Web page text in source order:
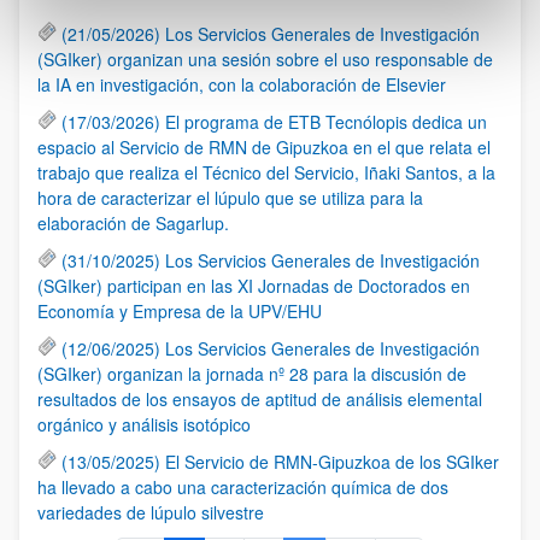
(21/05/2026) Los Servicios Generales de Investigación
(SGIker) organizan una sesión sobre el uso responsable de
la IA en investigación, con la colaboración de Elsevier
(17/03/2026) El programa de ETB Tecnólopis dedica un
espacio al Servicio de RMN de Gipuzkoa en el que relata el
trabajo que realiza el Técnico del Servicio, Iñaki Santos, a la
hora de caracterizar el lúpulo que se utiliza para la
elaboración de Sagarlup.
(31/10/2025) Los Servicios Generales de Investigación
(SGIker) participan en las XI Jornadas de Doctorados en
Economía y Empresa de la UPV/EHU
(12/06/2025) Los Servicios Generales de Investigación
(SGIker) organizan la jornada nº 28 para la discusión de
resultados de los ensayos de aptitud de análisis elemental
orgánico y análisis isotópico
(13/05/2025) El Servicio de RMN-Gipuzkoa de los SGIker
ha llevado a cabo una caracterización química de dos
variedades de lúpulo silvestre